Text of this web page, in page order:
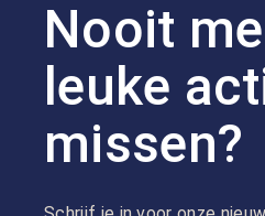
Nooit
leuke
missen?